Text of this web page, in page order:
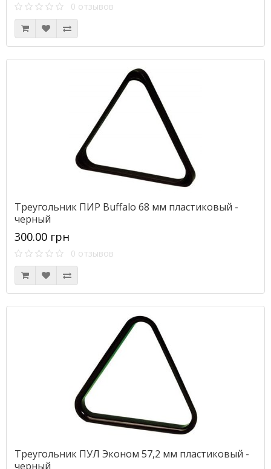
0 отзывов
Треугольник ПИР Buffalo 68 мм пластиковый -
черный
300.00 грн
0 отзывов
Треугольник ПУЛ Эконом 57,2 мм пластиковый -
черный